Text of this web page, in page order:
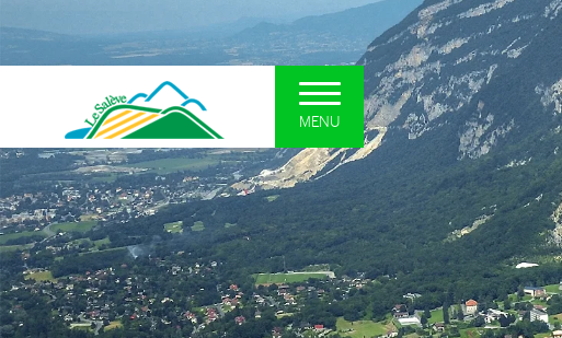
UN SYNDICAT POUR LE
SALÈVE
Présentation et missions
DÉCOUVRIR
Le plateau sommital
La forêt
MENU